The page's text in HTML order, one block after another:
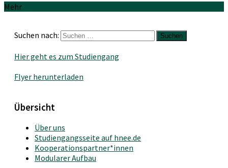
Mehr
Suchen nach:
Hier geht es zum Studiengang
Flyer herunterladen
Übersicht
Über uns
Studiengangsseite auf hnee.de
Kooperationspartner*innen
Modularer Aufbau